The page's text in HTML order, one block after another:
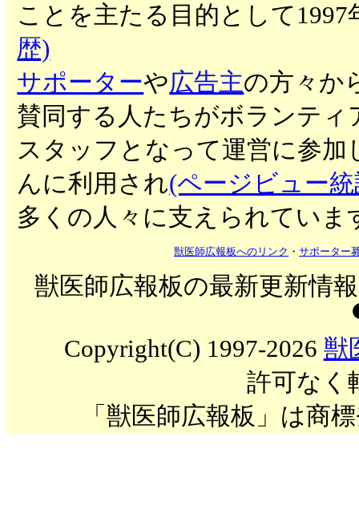
ことを主たる目的として
歴)
サポーターや広告主の方々か
賛同する人たちがボランティ
スタッフとなって運営に参加
んに利用され(ページビュー
多くの人々に支えられていま
獣医師広報板へのリンク ・サポーター
獣医師広報板の最新更新情
Copyright(C) 1997-2026 獣
許可なく
「獣医師広報板」は商